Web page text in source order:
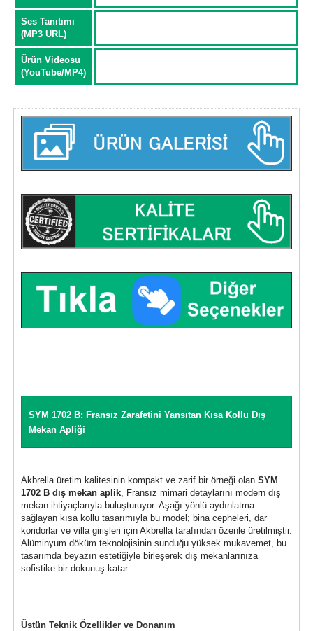
Ses Tanıtımı
(MP3 URL)
Ürün Videosu
(YouTube/MP4)
SYM 1702 B: Fransız Zarafetini Yansıtan Kısa Kollu Dış
Mekan Apliği
Akbrella üretim kalitesinin kompakt ve zarif bir örneği olan SYM
1702 B dış mekan aplik, Fransız mimari detaylarını modern dış
mekan ihtiyaçlarıyla buluşturuyor. Aşağı yönlü aydınlatma
sağlayan kısa kollu tasarımıyla bu model; bina cepheleri, dar
koridorlar ve villa girişleri için Akbrella tarafından özenle üretilmiştir.
Alüminyum döküm teknolojisinin sunduğu yüksek mukavemet, bu
tasarımda beyazın estetiğiyle birleşerek dış mekanlarınıza
sofistike bir dokunuş katar.
Üstün Teknik Özellikler ve Donanım